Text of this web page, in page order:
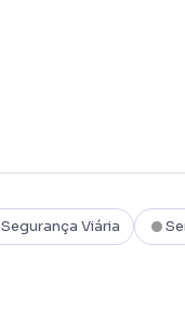
Segurança Viária